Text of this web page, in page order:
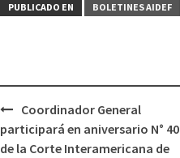
PUBLICADO EN BOLETINES AIDEF
Coordinador General
participará en aniversario N° 40
de la Corte Interamericana de